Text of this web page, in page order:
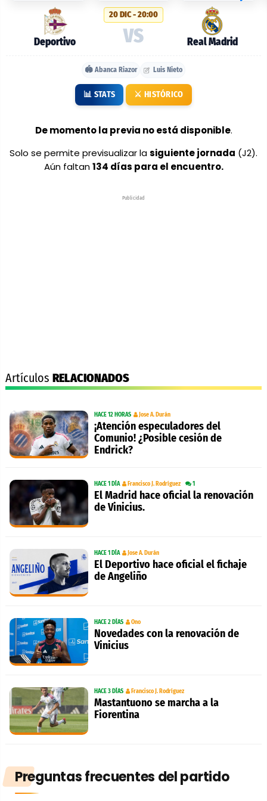
Deportivo
Deportivo
20 DIC - 20:00
VS Real Madrid
🏟️ Abanca Riazor Luis Nieto
📊 STATS ⚔️ HISTÓRICO
De momento la previa no está disponible.
Solo se permite previsualizar lasiguiente jornada (J2).
Aún faltan134 días para el encuentro.
Publicidad
Artículos RELACIONADOS
HACE 12 HORAS Jose A. Durán
¡Atención especuladores del
Comunio! ¿Posible cesión de
Endrick?
HACE 1 DÍA Francisco J. Rodríguez 1
El Madrid hace oficial la renovación
de Vinicius.
HACE 1 DÍA Jose A. Durán
El Deportivo hace oficial el fichaje
de Angeliño
HACE 2 DÍAS Ono
Novedades con la renovación de
Vinicius
HACE 3 DÍAS Francisco J. Rodríguez
Mastantuono se marcha a la
Fiorentina
Preguntas frecuentes del partido